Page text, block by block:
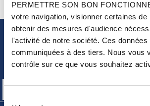
PERMETTRE SON BON
votre navigation, visionner certaines de
obtenir des mesures d'audience
l'activité de notre société. Ces données
communiquées à des tiers. Nous vous
contrôle sur ce que vous souhaitez
Sélection
UNE QUESTION ? BESOIN D 'AIDE ?
NEWSLETTER
Inscrivez-vous pour recevoir
nos offres promos et actualités